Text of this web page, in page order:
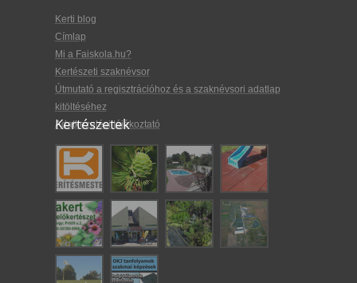
Kerti blog
Címlap
Mi a Faiskola.hu?
Kertészeti szaknévsor
Útmutató a regisztrációhoz és a szaknévsori adatlap
kitöltéséhez
Adatkezelési tájékoztató
Kertészetek